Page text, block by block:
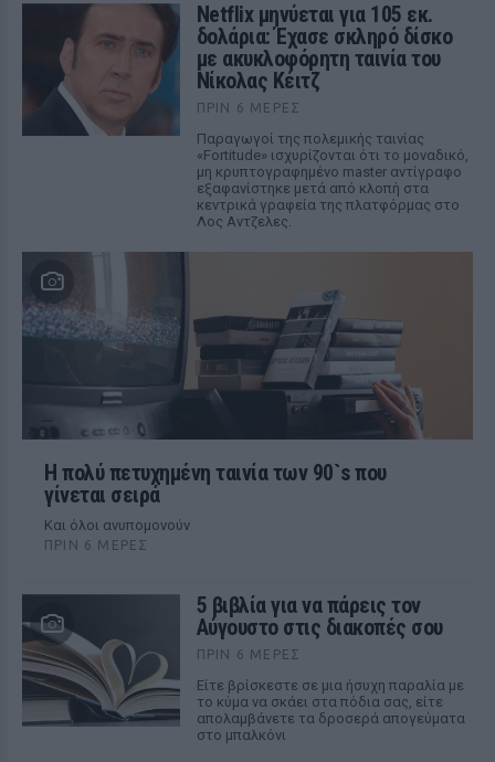
Netflix μηνύεται για 105 εκ.
δολάρια: Έχασε σκληρό δίσκο
με ακυκλοφόρητη ταινία του
Νίκολας Κέιτζ
ΠΡΙΝ 6 ΜΈΡΕΣ
Παραγωγοί της πολεμικής ταινίας
«Fortitude» ισχυρίζονται ότι το μοναδικό,
μη κρυπτογραφημένο master αντίγραφο
εξαφανίστηκε μετά από κλοπή στα
κεντρικά γραφεία της πλατφόρμας στο
Λος Αντζελες.
Η πολύ πετυχημένη ταινία των 90`s που
γίνεται σειρά
Και όλοι ανυπομονούν
ΠΡΙΝ 6 ΜΈΡΕΣ
5 βιβλία για να πάρεις τον
Αύγουστο στις διακοπές σου
ΠΡΙΝ 6 ΜΈΡΕΣ
Είτε βρίσκεστε σε μια ήσυχη παραλία με
το κύμα να σκάει στα πόδια σας, είτε
απολαμβάνετε τα δροσερά απογεύματα
στο μπαλκόνι